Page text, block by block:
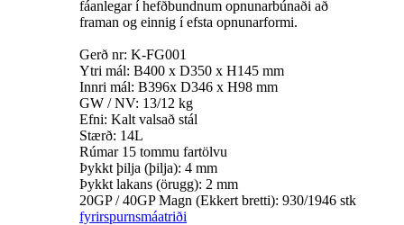
fáanlegar í hefðbundnum opnunarbúnaði að
framan og einnig í efsta opnunarformi.
Gerð nr: K-FG001
Ytri mál: B400 x D350 x H145 mm
Innri mál: B396x D346 x H98 mm
GW / NV: 13/12 kg
Efni: Kalt valsað stál
Stærð: 14L
Rúmar 15 tommu fartölvu
Þykkt þilja (þilja): 4 mm
Þykkt lakans (örugg): 2 mm
20GP / 40GP Magn (Ekkert bretti): 930/1946 stk
fyrirspurnsmáatriði